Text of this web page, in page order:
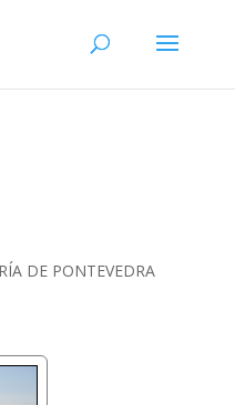
DE PONTEVEDRA